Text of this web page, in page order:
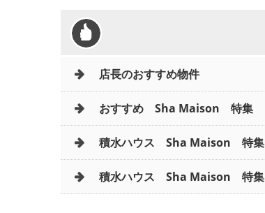
店長のおすすめ物件
おすすめ Sha Maison 特集
積水ハウス Sha Maison 特集
積水ハウス Sha Maison 特